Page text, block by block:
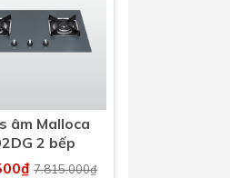
âm Malloca
2 bếp
7.815.000₫